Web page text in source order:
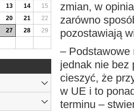
zmian, w
zarówno
pozostawiają
– Podstawowe
jednak nie bez
cieszyć, że
w UE i to
terminu –
13 14
15
20 21
22
27 28
29